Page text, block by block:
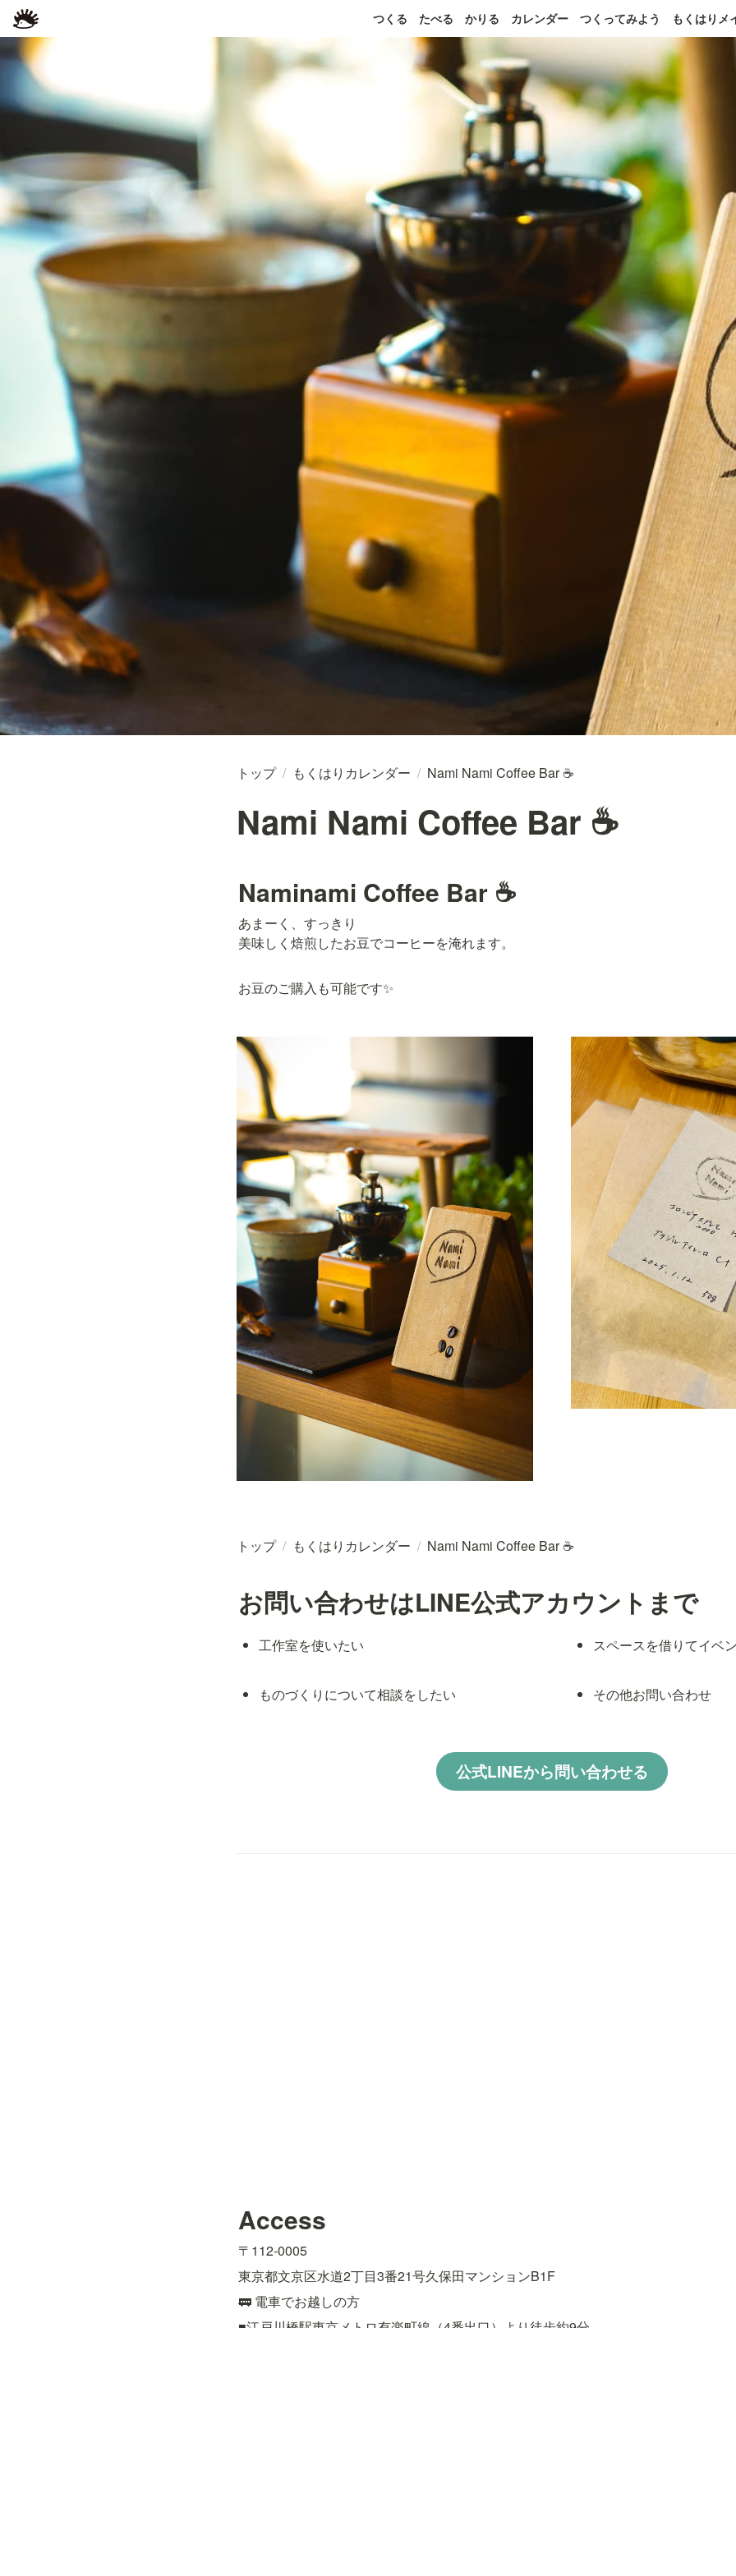
つくる たべる かりる カレンダー つくってみよう もくはりメ
トップ / もくはりカレンダー / Nami Nami Coffee Bar ☕
Nami Nami Coffee Bar ☕
Naminami Coffee Bar ☕
あまーく、すっきり
美味しく焙煎したお豆でコーヒーを淹れます。
お豆のご購入も可能です✨️
トップ / もくはりカレンダー / Nami Nami Coffee Bar ☕
お問い合わせはLINE公式アカウントまで
工作室を使いたい スペースを借りてイベ
ものづくりについて相談をしたい その他お問い合わせ
公式LINEから問い合わせる
Access
〒112-0005
東京都文京区水道2丁目3番21号久保田マンションB1F
🚃 電車でお越しの方
■江戸川橋駅東京メトロ有楽町線（4番出口）より徒歩約9分